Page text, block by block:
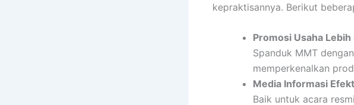
kepraktisannya. Berikut
Promosi Usaha
Spanduk MMT
memperkenalkan
Media Informasi
Baik untuk acara